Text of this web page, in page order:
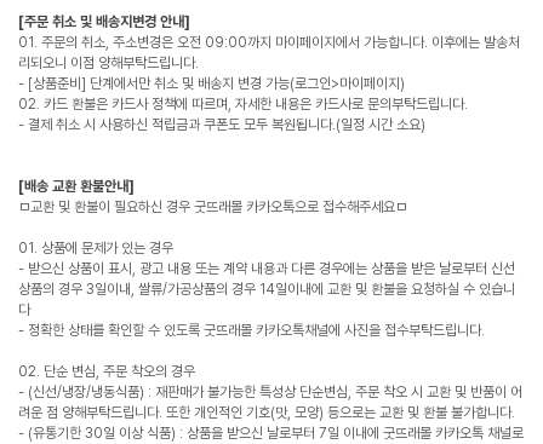
[주문 취소 및 배송지변경 안내]
01. 주문의 취소, 주소변경은 오전 09:00까지 마이페이지에서 가능합니다. 이후에는 발송처
리되오니 이점 양해부탁드립니다.
- [상품준비] 단계에서만 취소 및 배송지 변경 가능(로그인>마이페이지)
02. 카드 환불은 카드사 정책에 따르며, 자세한 내용은 카드사로 문의부탁드립니다.
- 결제 취소 시 사용하신 적립금과 쿠폰도 모두 복원됩니다.(일정 시간 소요)
[배송 교환 환불안내]
ㅁ교환 및 환불이 필요하신 경우 굿뜨래몰 카카오톡으로 접수해주세요ㅁ
01. 상품에 문제가 있는 경우
- 받으신 상품이 표시, 광고 내용 또는 계약 내용과 다른 경우에는 상품을 받은 날로부터 신선
상품의 경우 3일이내, 쌀류/가공상품의 경우 14일이내에 교환 및 환불을 요청하실 수 있습니
다
- 정확한 상태를 확인할 수 있도록 굿뜨래몰 카카오톡채널에 사진을 접수부탁드립니다.
02. 단순 변심, 주문 착오의 경우
- (신선/냉장/냉동식품) : 재판매가 불가능한 특성상 단순변심, 주문 착오 시 교환 및 반품이 어
려운 점 양해부탁드립니다. 또한 개인적인 기호(맛, 모양) 등으로는 교환 및 환불 불가합니다.
- (유통기한 30일 이상 식품) : 상품을 받으신 날로부터 7일 이내에 굿뜨래몰 카카오톡 채널로